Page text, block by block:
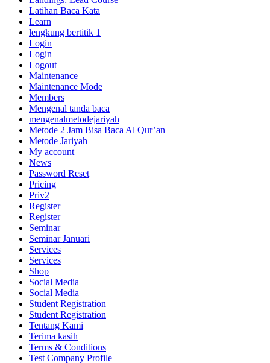
Latihan Baca Kata
Learn
lengkung bertitik 1
Login
Login
Logout
Maintenance
Maintenance Mode
Members
Mengenal tanda baca
mengenalmetodejariyah
Metode 2 Jam Bisa Baca Al Qur’an
Metode Jariyah
My account
News
Password Reset
Pricing
Priv2
Register
Register
Seminar
Seminar Januari
Services
Services
Shop
Social Media
Social Media
Student Registration
Student Registration
Tentang Kami
Terima kasih
Terms & Conditions
Test Company Profile